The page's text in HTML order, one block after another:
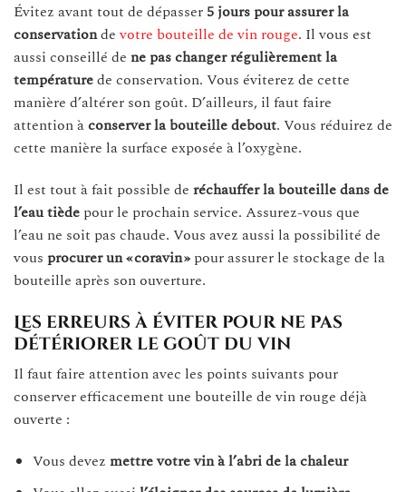
Évitez avant tout de dépasser 5 jours pour assurer la
conservationdevotre bouteille de vin rouge. Il vous est
aussi conseillé de ne pas changer régulièrement la
températurede conservation. Vous éviterez de cette
manière d’altérer son goût. D’ailleurs, il faut faire
attention àconserver la bouteille debout. Vous réduirez de
cette manière la surface exposée à l’oxygène.
Il est tout à fait possible de réchaufferla bouteille dans de
l’eau tiède pour le prochain service. Assurez-vous que
l’eau ne soit pas chaude. Vous avez aussi la possibilité de
vous procurer un « coravin »pour assurer le stockage de la
bouteille après son ouverture.
Les erreurs à éviter pour ne pas
détériorer le goût du vin
Il faut faire attention avec les points suivants pour
conserver efficacement une bouteille de vin rouge déjà
ouverte :
Vous devez mettre votre vin à l’abri de la chaleur